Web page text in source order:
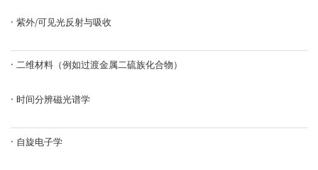
· 紫外/可见光反射与吸收
· 二维材料（例如过渡金属二硫族化合物）
· 时间分辨磁光谱学
· 自旋电子学